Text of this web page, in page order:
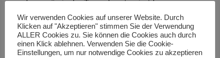
mehrere römische Tempel restauriert bzw.
rekonstruiert wurden. Von dort kam für Reisende
früher zum ersten Mal die Stadt Trier in Sicht, wofür
sie sich bei den Göttern bedankten.
Wir verwenden Cookies auf unserer Website. Durch
Klicken auf "Akzeptieren" stimmen Sie der Verwendung
ALLER Cookies zu. Sie können die Cookies auch durch
einen Klick ablehnen. Verwenden Sie die Cookie-
Einstellungen, um nur notwendige Cookies zu akzeptieren